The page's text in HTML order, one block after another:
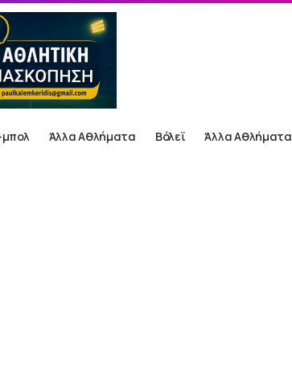
Άλλα Αθλήματα Βόλεϊ Άλλα Αθλήματα